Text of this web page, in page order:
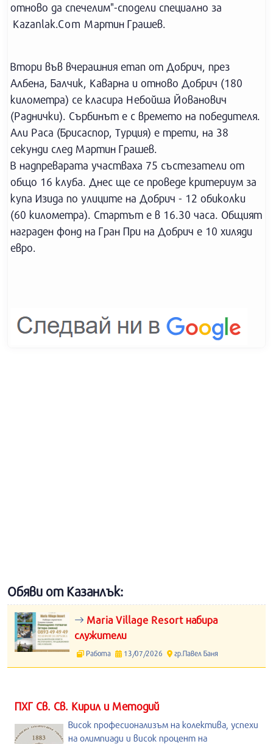
отново да спечелим"-сподели специално за
Kazanlak.Com Мартин Грашев.
Втори във вчерашния етап от Добрич, през
Албена, Балчик, Каварна и отново Добрич (180
километра) се класира Небойша Йованович
(Раднички). Сърбинът е с времето на победителя.
Али Раса (Брисаспор, Турция) е трети, на 38
секунди след Мартин Грашев.
В надпреварата участваха 75 състезатели от
общо 16 клуба. Днес ще се проведе критериум за
купа Изида по улиците на Добрич - 12 обиколки
(60 километра). Стартът е в 16.30 часа. Общият
награден фонд на Гран При на Добрич е 10 хиляди
евро.
Обяви от Казанлък:
Maria Village Resort набира
служители
Работа 13/07/2026 гр.Павел Баня
ПХГ Св. Св. Кирил и Методий
Висок професионализъм на колектива, успехи
на олимпиади и висок процент на